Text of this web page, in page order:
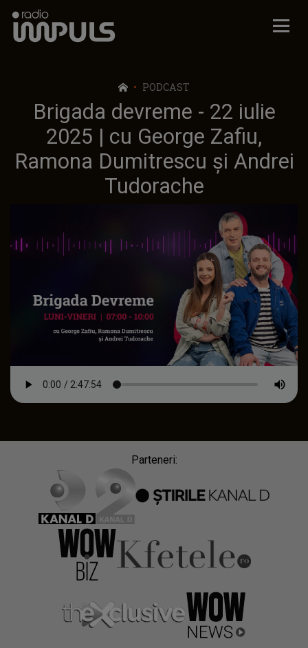
Radio Impuls
PODCAST
Brigada devreme - 22 iulie
2025 | cu George Zafiu,
Ramona Dumitrescu și Andrei
Tudorache
Parteneri: